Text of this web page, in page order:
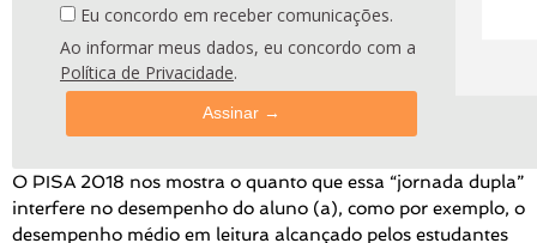
Eu concordo em receber comunicações.
Ao informar meus dados, eu concordo com a
Política de Privacidade.
Assinar →
O PISA 2018 nos mostra o quanto que essa “jornada dupla”
interfere no desempenho do aluno (a), como por exemplo, o
desempenho médio em leitura alcançado pelos estudantes